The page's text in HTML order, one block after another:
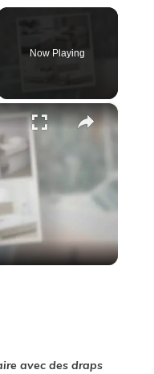
Now Playing
×
avec des draps